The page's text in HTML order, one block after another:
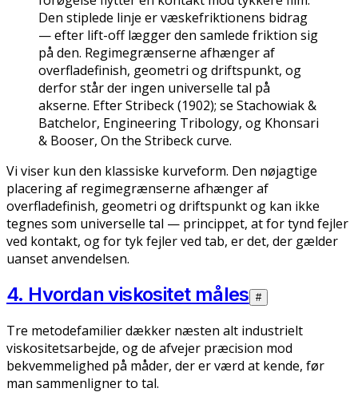
Den stiplede linje er væskefriktionens bidrag
— efter lift-off lægger den samlede friktion sig
på den. Regimegrænserne afhænger af
overfladefinish, geometri og driftspunkt, og
derfor står der ingen universelle tal på
akserne. Efter Stribeck (1902); se Stachowiak &
Batchelor, Engineering Tribology, og Khonsari
& Booser, On the Stribeck curve.
Vi viser kun den klassiske kurveform. Den nøjagtige
placering af regimegrænserne afhænger af
overfladefinish, geometri og driftspunkt og kan ikke
tegnes som universelle tal — princippet, at for tynd fejler
ved kontakt, og for tyk fejler ved tab, er det, der gælder
uanset anvendelsen.
4. Hvordan viskositet måles #
Tre metodefamilier dækker næsten alt industrielt
viskositetsarbejde, og de afvejer præcision mod
bekvemmelighed på måder, der er værd at kende, før
man sammenligner to tal.